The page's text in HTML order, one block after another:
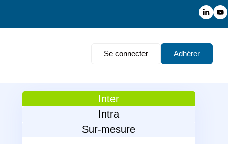
Se connecter Adhérer
Inter
Intra
Sur-mesure